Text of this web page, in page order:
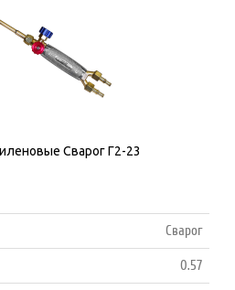
Сварог Г2-23
Сварог
0.57